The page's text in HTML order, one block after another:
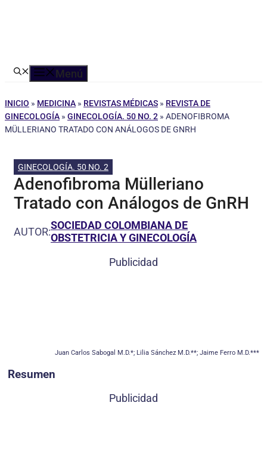
Menú
INICIO » MEDICINA » REVISTAS MÉDICAS » REVISTA DE
GINECOLOGÍA » GINECOLOGÍA. 50 NO. 2 » ADENOFIBROMA
MÜLLERIANO TRATADO CON ANÁLOGOS DE GNRH
GINECOLOGÍA. 50 NO. 2
Adenofibroma Mülleriano
Tratado con Análogos de GnRH
AUTOR:SOCIEDAD COLOMBIANA DE
OBSTETRICIA Y GINECOLOGÍA
Publicidad
Juan Carlos Sabogal M.D.*; Lilia Sánchez M.D.**; Jaime Ferro M.D.***
Resumen
Publicidad